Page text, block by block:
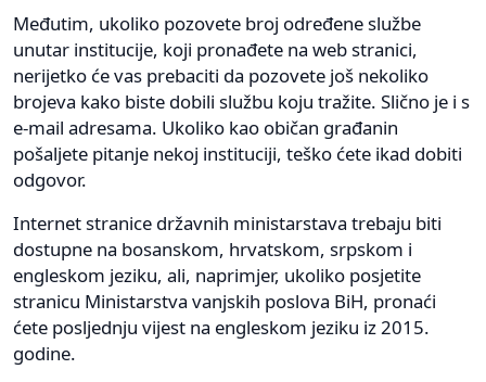
Međutim, ukoliko pozovete broj određene službe
unutar institucije, koji pronađete na web stranici,
nerijetko će vas prebaciti da pozovete još nekoliko
brojeva kako biste dobili službu koju tražite. Slično je i s
e-mail adresama. Ukoliko kao običan građanin
pošaljete pitanje nekoj instituciji, teško ćete ikad dobiti
odgovor.
Internet stranice državnih ministarstava trebaju biti
dostupne na bosanskom, hrvatskom, srpskom i
engleskom jeziku, ali, naprimjer, ukoliko posjetite
stranicu Ministarstva vanjskih poslova BiH, pronaći
ćete posljednju vijest na engleskom jeziku iz 2015.
godine.